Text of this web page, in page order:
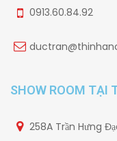
0913.60.84.92
SHOW ROOM TẠI
258A Trần Hưng